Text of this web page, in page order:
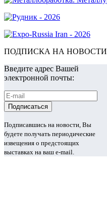
ПОДПИСКА НА НОВОСТИ
Введите адрес Вашей
электронной почты:
Подписавшись на новости, Вы
будете получать периодические
извещения о предстоящих
выставках на ваш e-mail.